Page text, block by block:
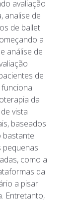
avaliação
analise de
de ballet
a
análise de
de
da
vista
baseados
bastante
pequenas
como a
da
a pisar
Entretanto,